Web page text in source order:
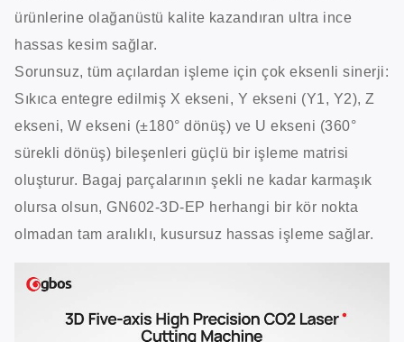
ürünlerine olağanüstü kalite kazandıran ultra ince
hassas kesim sağlar.
Sorunsuz, tüm açılardan işleme için çok eksenli sinerji:
Sıkıca entegre edilmiş X ekseni, Y ekseni (Y1, Y2), Z
ekseni, W ekseni (±180° dönüş) ve U ekseni (360°
sürekli dönüş) bileşenleri güçlü bir işleme matrisi
oluşturur. Bagaj parçalarının şekli ne kadar karmaşık
olursa olsun, GN602-3D-EP herhangi bir kör nokta
olmadan tam aralıklı, kusursuz hassas işleme sağlar.